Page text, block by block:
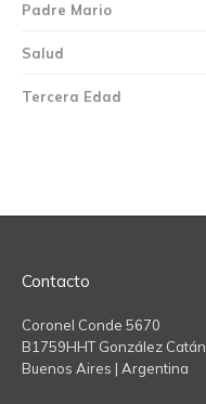
Padre Mario
Salud
Tercera Edad
Contacto
Coronel Conde 5670
B1759HHT González Catán
Buenos Aires | Argentina